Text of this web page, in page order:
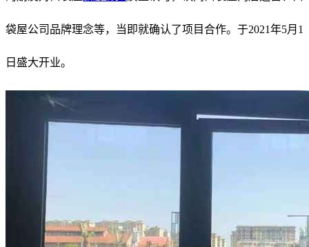
袋屋公司品牌理念等，当即就确认了项目合作。于2021年5月1
日盛大开业。